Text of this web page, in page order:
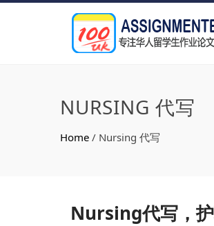
NURSING 代写
Home / Nursing 代写
Nursing代写，